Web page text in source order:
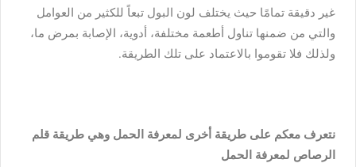
غير دقيقة تمامًا حيث يختلف لون البول تبعاً للكثير من العوامل
والتي من ضمنها تناول أطعمة مختلفة، أدوية، الإصابة بمرض ما،
ولذلك فلا تقوموا بالاعتماد على تلك الطريقة.
نتعرف معكم على طريقة أخرى لمعرفة الحمل وهي طريقة قلم
الرصاص لمعرفة الحمل